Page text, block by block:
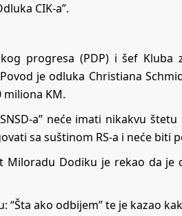
CIK-a”.
progresa (PDP) i šef Kluba
je odluka Christiana
miliona KM.
a” neće imati nikakvu
sa suštinom RS-a i neće biti
Miloradu Dodiku je rekao da je
ako odbijem” te je kazao